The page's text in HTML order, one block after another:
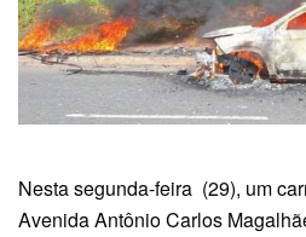
Nesta segunda-feira (29), um
Avenida Antônio Carlos